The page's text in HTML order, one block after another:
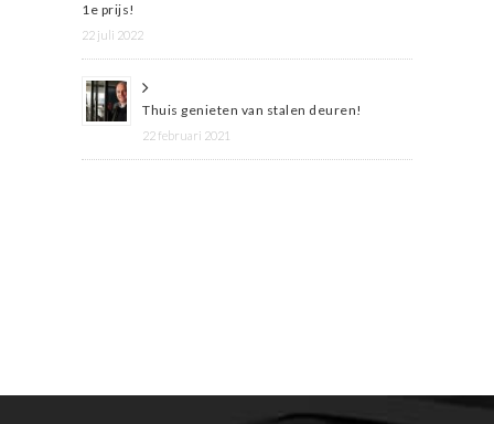
1e prijs!
22 juli 2022
Thuis genieten van stalen deuren!
22 februari 2021